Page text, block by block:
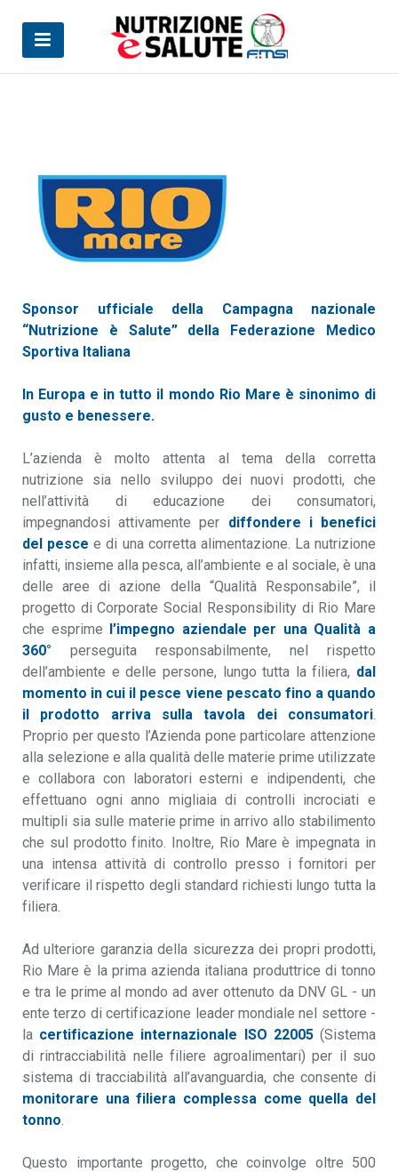
Sei qui: Home Partner Rio Mare
Sponsor ufficiale della Campagna nazionale
“Nutrizione è Salute” della Federazione Medico
Sportiva Italiana
In Europa e in tutto il mondo Rio Mare è sinonimo di
gusto e benessere.
L’azienda è molto attenta al tema della corretta
nutrizione sia nello sviluppo dei nuovi prodotti, che
nell’attività di educazione dei consumatori,
impegnandosi attivamente per diffondere i benefici
del pesce e di una corretta alimentazione. La nutrizione
infatti, insieme alla pesca, all’ambiente e al sociale, è una
delle aree di azione della “Qualità Responsabile”, il
progetto di Corporate Social Responsibility di Rio Mare
che esprime l’impegno aziendale per una Qualità a
360° perseguita responsabilmente, nel rispetto
dell’ambiente e delle persone, lungo tutta la filiera, dal
momento in cui il pesce viene pescato fino a quando
il prodotto arriva sulla tavola dei consumatori.
Proprio per questo l’Azienda pone particolare attenzione
alla selezione e alla qualità delle materie prime utilizzate
e collabora con laboratori esterni e indipendenti, che
effettuano ogni anno migliaia di controlli incrociati e
multipli sia sulle materie prime in arrivo allo stabilimento
che sul prodotto finito. Inoltre, Rio Mare è impegnata in
una intensa attività di controllo presso i fornitori per
verificare il rispetto degli standard richiesti lungo tutta la
filiera.
Ad ulteriore garanzia della sicurezza dei propri prodotti,
Rio Mare è la prima azienda italiana produttrice di tonno
e tra le prime al mondo ad aver ottenuto da DNV GL - un
ente terzo di certificazione leader mondiale nel settore -
la certificazione internazionale ISO 22005(Sistema
di rintracciabilità nelle filiere agroalimentari) per il suo
sistema di tracciabilità all’avanguardia, che consente di
monitorare una filiera complessa come quella del
tonno.
Questo importante progetto, che coinvolge oltre 500